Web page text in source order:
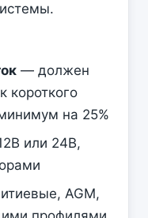
— должен
короткого
на 25%
или 24В,
AGM,